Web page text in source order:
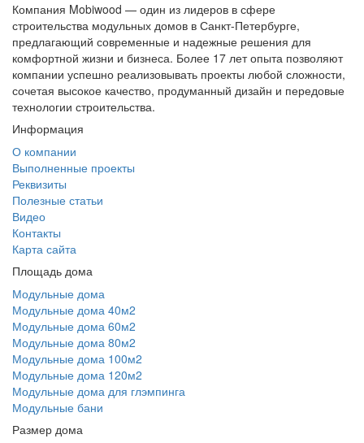
Компания Mobiwood — один из лидеров в сфере
строительства модульных домов в Санкт-Петербурге,
предлагающий современные и надежные решения для
комфортной жизни и бизнеса. Более 17 лет опыта позволяют
компании успешно реализовывать проекты любой сложности,
сочетая высокое качество, продуманный дизайн и передовые
технологии строительства.
Информация
О компании
Выполненные проекты
Реквизиты
Полезные статьи
Видео
Контакты
Карта сайта
Площадь дома
Модульные дома
Модульные дома 40м2
Модульные дома 60м2
Модульные дома 80м2
Модульные дома 100м2
Модульные дома 120м2
Модульные дома для глэмпинга
Модульные бани
Размер дома